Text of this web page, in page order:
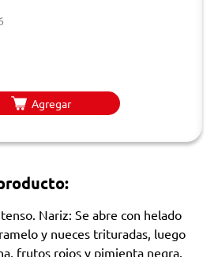
Agregar
Nariz: Se abre con helado
y nueces trituradas, luego
frutos rojos y pimienta negra.